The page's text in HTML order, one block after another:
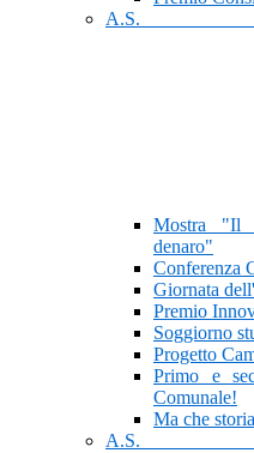
A.S.
Mostra "Il
denaro"
Conferenza
Giornata
Premio
Soggiorno
Progetto
Primo e
Comunale!
Ma che storia
A.S.